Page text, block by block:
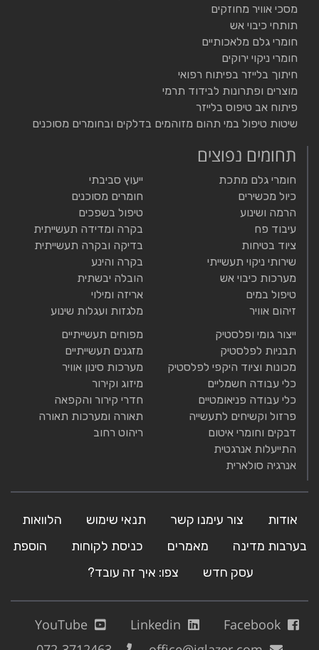
מסכי אוויר מחוזקים
תותחי כיבוי אש
חומרי גלם מלאכותיים
חומרי ניקוי ירוקים
חיתוך בלייזר בפיתוח רפואי
מוצרים ופתרונות לבידוד תרמי
פיתוח אב טיפוס בלייזר
שיטות טיפול במי תהום מזוהמים בדלקים ובחומרים מסוכנים
תחומים נפוצים
חומרי גלם מתכת
כיול מכשירים
הרמה ושינוע
עיבוד פח
ציוד בטיחות
שירותי ניקוי תעשייתי
מערכות כיבוי אש
טיפול במים
זיהום אוויר
ייעוץ סביבתי
חומרים מסוכנים
טיפול בשפכים
בקרה ומדידה תעשייתית
בדיקה ובקרה תעשייתית
בקרה והינע
הובלה יבשתית
אריזה ומילוי
מלגזות ועגלות שינוע
ייצור גומי ופלסטיק
תבניות לפלסטיק
מכונות וציוד היקפי לפלסטיק
כלי עבודה חשמליים
כלי עבודה פניאומטיים
פרזול וקשיחים לתעשייה
דבקים וחומרי איטום
התייעלות אנרגטית
אנרגיה סולארית
מפוחים תעשייתיים
מזגנים תעשייתיים
מערכות סינון אוויר
מיזוג וקירור
חדרי קירור והקפאה
תאורה ומערכות תאורה
ריהוט רחוב
אודות צור עימנו קשר תנאי שימוש
הלוואות
בערבות מדינה
מאמרים כניסת לקוחות
הוספת
עסק חדש
צפו: איך זה עובד?
Facebook